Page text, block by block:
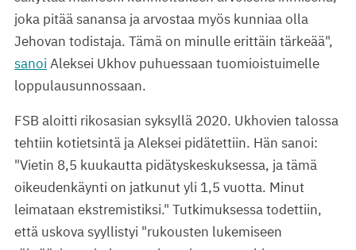
joka pitää sanansa ja arvostaa myös kunniaa olla
Jehovan todistaja. Tämä on minulle erittäin tärkeää",
sanoi Aleksei Ukhov puhuessaan tuomioistuimelle
loppulausunnossaan.
FSB aloitti rikosasian syksyllä 2020. Ukhovien talossa
tehtiin kotietsintä ja Aleksei pidätettiin. Hän sanoi:
"Vietin 8,5 kuukautta pidätyskeskuksessa, ja tämä
oikeudenkäynti on jatkunut yli 1,5 vuotta. Minut
leimataan ekstremistiksi." Tutkimuksessa todettiin,
että uskova syyllistyi "rukousten lukemiseen